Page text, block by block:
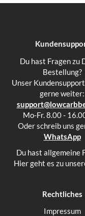
Du hast Fragen zu
Bestellung?
Unser
gerne weiter:
Mo-Fr. 8.00 -
Oder schreib uns
WhatsApp
Du hast allgemeine
Hier geht es zu
Rechtliches
Impressum